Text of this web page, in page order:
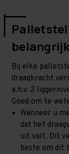
Bij elke
draagkracht
a.h.v. 2
Goed om te
Wanneer u
dat het
uit valt. Dit
beste om dit